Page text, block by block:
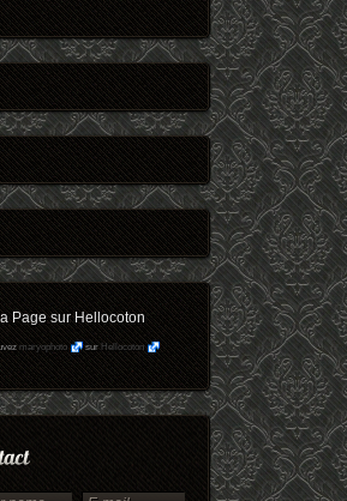
maryophoto surHellocoton